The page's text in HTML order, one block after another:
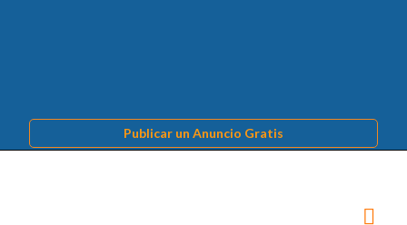
Publicar un Anuncio Gratis